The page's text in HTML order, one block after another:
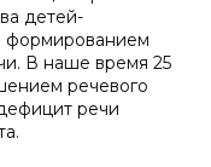
детей-
формированием
В наше время 25
речевого
речи